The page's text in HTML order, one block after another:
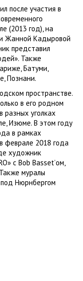
после участия в
(2013 год), на
Жанной Кадыровой
представил
Также
Батуми,
Познани.
пространстве.
в его родном
разных уголках
Изюме. В этом году
в рамках
феврале 2018 года
художник
с Bob Basset’ом,
муралы
Нюрнбергом